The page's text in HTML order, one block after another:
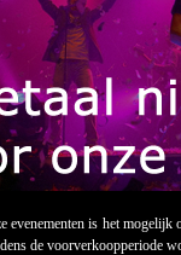
evenementen is het
de voorverkoopperiode